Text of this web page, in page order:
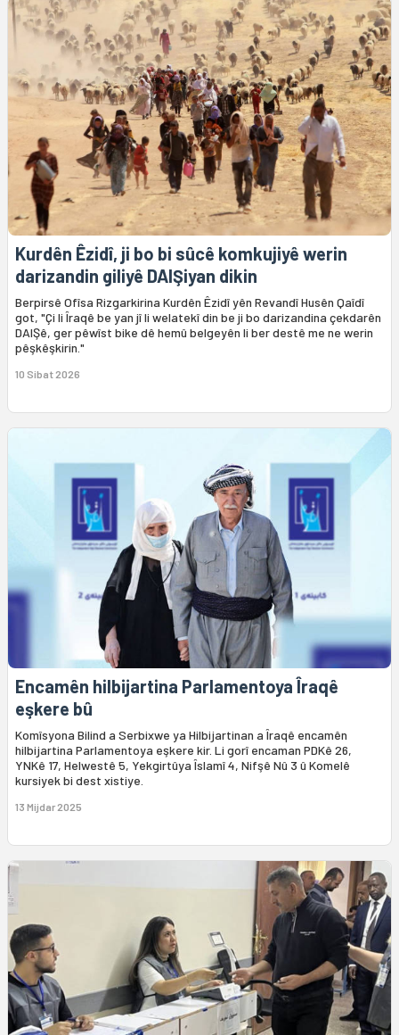
Kurdên Êzidî, ji bo bi sûcê komkujiyê werin
darizandin giliyê DAIŞiyan dikin
Berpirsê Ofîsa Rizgarkirina Kurdên Êzidî yên Revandî Husên Qaîdî
got, "Çi li Îraqê be yan jî li welatekî din be ji bo darizandina çekdarên
DAIŞê, ger pêwîst bike dê hemû belgeyên li ber destê me ne werin
pêşkêşkirin."
10 Sibat 2026
Encamên hilbijartina Parlamentoya Îraqê
eşkere bû
Komîsyona Bilind a Serbixwe ya Hilbijartinan a Îraqê encamên
hilbijartina Parlamentoya eşkere kir. Li gorî encaman PDKê 26,
YNKê 17, Helwestê 5, Yekgirtûya Îslamî 4, Nifşê Nû 3 û Komelê
kursiyek bi dest xistiye.
13 Mijdar 2025